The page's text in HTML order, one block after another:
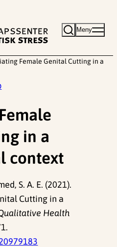
Meny
Female Genital Cutting in a
in a
context
S. A. E. (2021).
Cutting in a
Health